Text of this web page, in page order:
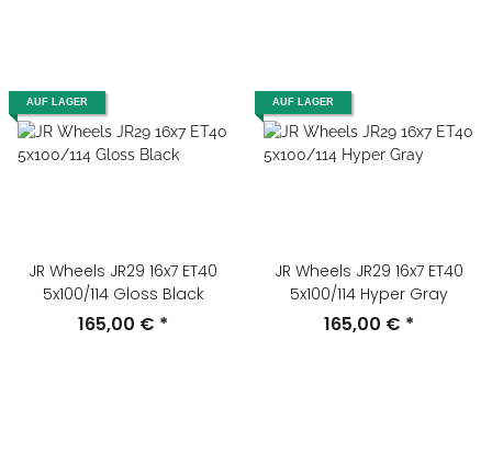
AUF LAGER
JR Wheels JR29 16x7 ET40
5x100/114 Gloss Black
165,00 € *
AUF LAGER
JR Wheels JR29 16x7 ET40
5x100/114 Hyper Gray
165,00 € *